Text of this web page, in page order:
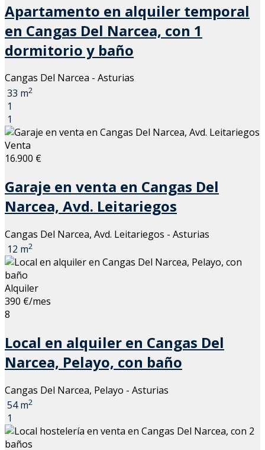
Apartamento en alquiler temporal
en Cangas Del Narcea, con 1
dormitorio y baño
Cangas Del Narcea - Asturias
33 m2
1
1
Venta
16.900 €
Garaje en venta en Cangas Del
Narcea, Avd. Leitariegos
Cangas Del Narcea, Avd. Leitariegos - Asturias
12 m2
Alquiler
390 €/mes
8
Local en alquiler en Cangas Del
Narcea, Pelayo, con baño
Cangas Del Narcea, Pelayo - Asturias
54 m2
1